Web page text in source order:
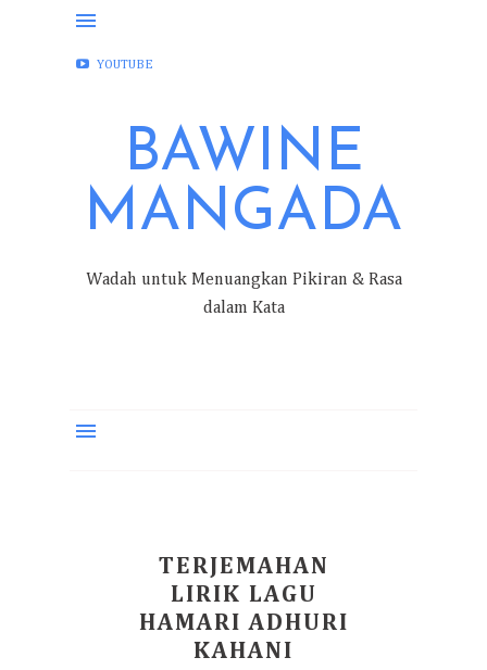
FACEBOOK
YOUTUBE
BAWINE
MANGADA
Wadah untuk Menuangkan Pikiran & Rasa
dalam Kata
TERJEMAHAN
LIRIK LAGU
HAMARI ADHURI
KAHANI